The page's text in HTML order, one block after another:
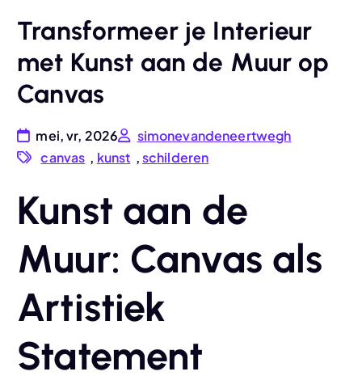
Transformeer je Interieur
met Kunst aan de Muur op
Canvas
mei, vr, 2026
simonevandeneertwegh
canvas , kunst ,schilderen
Kunst aan de
Muur: Canvas als
Artistiek
Statement